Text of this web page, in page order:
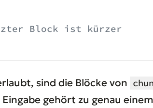
Block ist kürzer
sind die Blöcke von
gehört zu genau